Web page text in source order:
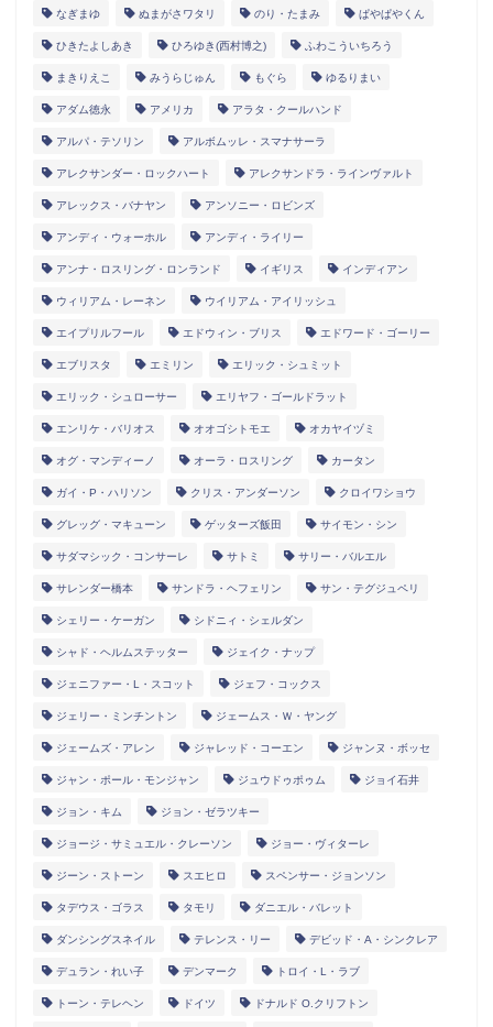
なぎまゆ ぬまがさワタリ のり・たまみ ぱやぱやくん
ひきたよしあき ひろゆき(西村博之) ふわこういちろう
まきりえこ みうらじゅん もぐら ゆるりまい
アダム徳永 アメリカ アラタ・クールハンド
アルパ・テソリン アルボムッレ・スマナサーラ
アレクサンダー・ロックハート アレクサンドラ・ラインヴァルト
アレックス・バナヤン アンソニー・ロビンズ
アンディ・ウォーホル アンディ・ライリー
アンナ・ロスリング・ロンランド イギリス インディアン
ウィリアム・レーネン ウイリアム・アイリッシュ
エイプリルフール エドウィン・ブリス エドワード・ゴーリー
エブリスタ エミリン エリック・シュミット
エリック・シュローサー エリヤフ・ゴールドラット
エンリケ・バリオス オオゴシトモエ オカヤイヅミ
オグ・マンディーノ オーラ・ロスリング カータン
ガイ・P・ハリソン クリス・アンダーソン クロイワショウ
グレッグ・マキューン ゲッターズ飯田 サイモン・シン
サダマシック・コンサーレ サトミ サリー・バルエル
サレンダー橋本 サンドラ・ヘフェリン サン・テグジュペリ
シェリー・ケーガン シドニィ・シェルダン
シャド・ヘルムステッター ジェイク・ナップ
ジェニファー・L・スコット ジェフ・コックス
ジェリー・ミンチントン ジェームス・Ｗ・ヤング
ジェームズ・アレン ジャレッド・コーエン ジャンヌ・ボッセ
ジャン・ポール・モンジャン ジュウドゥポゥム ジョイ石井
ジョン・キム ジョン・ゼラツキー
ジョージ・サミュエル・クレーソン ジョー・ヴィターレ
ジーン・ストーン スエヒロ スペンサー・ジョンソン
タデウス・ゴラス タモリ ダニエル・バレット
ダンシングスネイル テレンス・リー デビッド・A・シンクレア
デュラン・れい子 デンマーク トロイ・L・ラブ
トーン・テレヘン ドイツ ドナルド O.クリフトン